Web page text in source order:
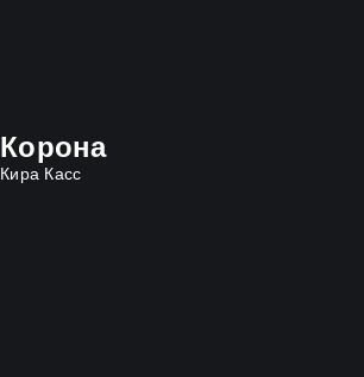
Корона
Кира Касс